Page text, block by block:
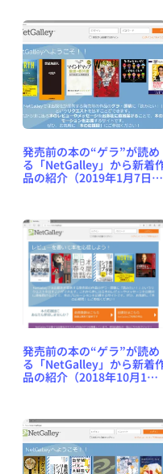
発売前の本の“ゲラ”が読め
る「NetGalley」から新着
品の紹介（2019年1月7日
発売前の本の“ゲラ”が読め
る「NetGalley」から新着
品の紹介（2018年10月1日